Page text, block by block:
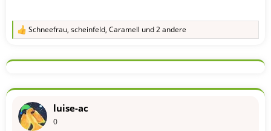
R
k
o
e
n
Schneefrau, scheinfeld, Caramell und 2 andere
luise-ac
0